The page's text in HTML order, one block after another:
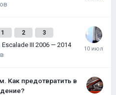
1 2 3
Escalade III 2006 — 2014
Как предотвратить в